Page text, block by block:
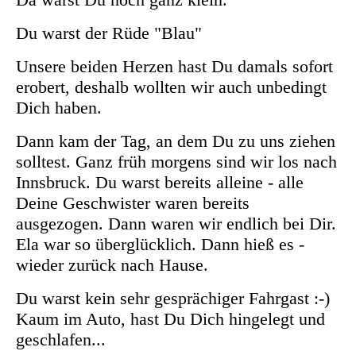
Du warst der Rüde "Blau"
Unsere beiden Herzen hast Du damals sofort
erobert, deshalb wollten wir auch unbedingt
Dich haben.
Dann kam der Tag, an dem Du zu uns ziehen
solltest. Ganz früh morgens sind wir los nach
Innsbruck. Du warst bereits alleine - alle
Deine Geschwister waren bereits
ausgezogen. Dann waren wir endlich bei Dir.
Ela war so überglücklich. Dann hieß es -
wieder zurück nach Hause.
Du warst kein sehr gesprächiger Fahrgast :-)
Kaum im Auto, hast Du Dich hingelegt und
geschlafen...